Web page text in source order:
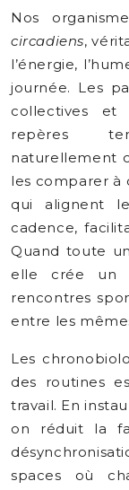
Nos
circadiens,
l’énergie,
journée. Les
collectives et
repères
naturellement
les comparer à
qui alignent
cadence,
Quand toute
elle crée un
rencontres
entre les
Les
des routines
travail. En
on réduit la
spaces où